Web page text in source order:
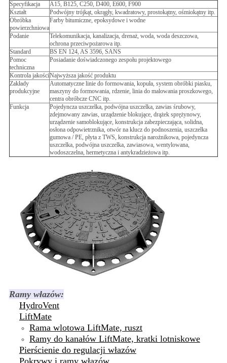
Specyfikacja
A15, B125, C250, D400, E600, F900
Kształt
Podwójny trójkąt, okrągły, kwadratowy, prostokątny, ośmiokątny itp.
Obróbka
powierzchniowa
Farby bitumiczne, epoksydowe i wodne
Podanie
Telekomunikacja, kanalizacja, drenaż, woda, woda deszczowa,
ochrona przeciwpożarowa itp.
Standard
BS EN 124, AS 3596, SANS
Pomoc
techniczna
Posiadanie doświadczonego zespołu projektowego
Kontrola jakościNajwyższa jakość produktu
Zakłady
produkcyjne
Automatyczne linie do formowania, kopuła, system obróbki piasku,
maszyny do formowania, rdzenie, linia do malowania proszkowego,
centra obróbcze CNC itp.
Funkcja
Pojedyncza uszczelka, podwójna uszczelka, zawias śrubowy,
zdejmowany zawias, urządzenie blokujące, drążek sprężynowy,
urządzenie samoblokujące, konstrukcja zabezpieczająca, solidna,
osłona odpowietrznika, otwór na klucz do podnoszenia, uszczelka
gumowa / PE, płyta z TWS, konstrukcja narożnikowa, pojedyncza
uszczelka, podwójna uszczelka, zawiasowa, wentylowana,
wodoszczelna, hermetyczna i antykradzieżowa itp.
Ramy włazów:
HydroVent
LiftMate
Rama wlotowa LiftMate, ruszt
Ramy do kanałów LiftMate, kratki lotniskowe
Pierścienie do regulacji włazów
Pokrywy i ramy włazów